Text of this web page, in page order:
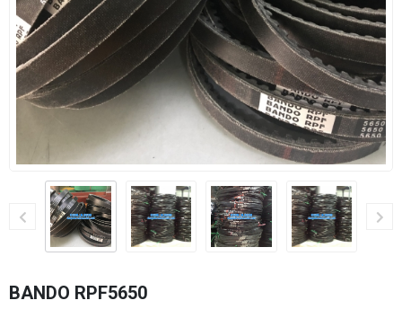
BANDO RPF5650